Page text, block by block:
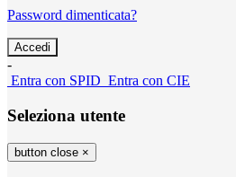
Password dimenticata?
-
Entra con SPID Entra con CIE
Seleziona utente
button close ×